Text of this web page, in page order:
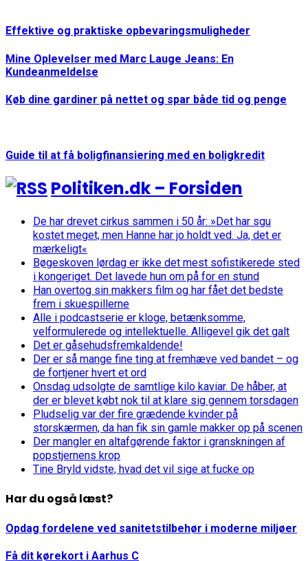
Effektive og praktiske opbevaringsmuligheder
Mine Oplevelser med Marc Lauge Jeans: En
Kundeanmeldelse
Køb dine gardiner på nettet og spar både tid og penge
Guide til at få boligfinansiering med en boligkredit
Politiken.dk – Forsiden
De har drevet cirkus sammen i 50 år: »Det har sgu
kostet meget, men Hanne har jo holdt ved. Ja, det er
mærkeligt«
Bøgeskoven lørdag er ikke det mest sofistikerede sted
i kongeriget. Det lavede hun om på for en stund
Han overtog sin makkers film og har fået det bedste
frem i skuespillerne
Alle i podcastserie er kloge, betænksomme,
velformulerede og intellektuelle. Alligevel gik det galt
Det er gåsehudsfremkaldende!
Der er så mange fine ting at fremhæve ved bandet – og
de fortjener hvert et ord
Onsdag udsolgte de samtlige kilo kaviar. De håber, at
der er blevet købt nok til at klare sig gennem torsdagen
Pludselig var der fire grædende kvinder på
storskærmen, da han fik sin gamle makker op på scenen
Der mangler en altafgørende faktor i granskningen af
popstjernens krop
Tine Bryld vidste, hvad det vil sige at fucke op
Har du også læst?
Opdag fordelene ved sanitetstilbehør i moderne miljøer
Få dit kørekort i Aarhus C